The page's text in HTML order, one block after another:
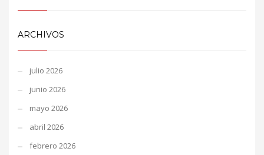
ARCHIVOS
julio 2026
junio 2026
mayo 2026
abril 2026
febrero 2026